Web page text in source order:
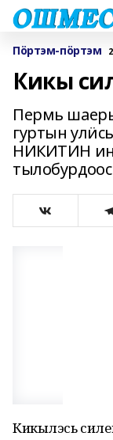
Пӧртэм-пӧртэм
Кикы
Пермь
гуртын
НИКИТИН
Кикылэсь